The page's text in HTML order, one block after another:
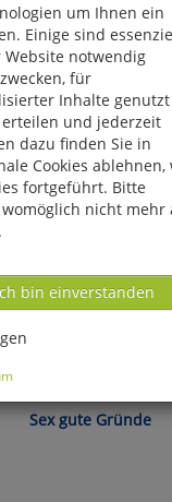
Sex gute Gründe
um Ihnen ein
Einige sind
notwendig
für
Inhalte genutzt
und jederzeit
dazu finden Sie in
Cookies ablehnen,
fortgeführt. Bitte
nicht mehr
-
bin einverstanden
notwendigen